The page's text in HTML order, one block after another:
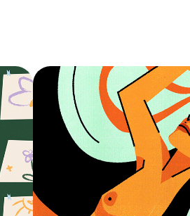
Rituales de
abuso
Ilustración